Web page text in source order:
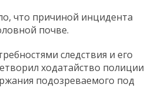
что причиной инцидента
почве.
следствия и его
ходатайство полиции
подозреваемого под